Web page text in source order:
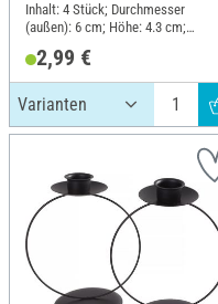
Inhalt: 4 Stück; Durchmesser
(außen): 6 cm; Höhe: 4.3 cm;
2,99 €